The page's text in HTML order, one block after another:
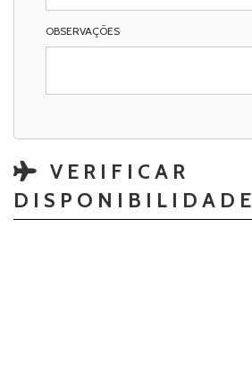
OBSERVAÇÕES
VERIFICAR
DISPONIBILIDADE